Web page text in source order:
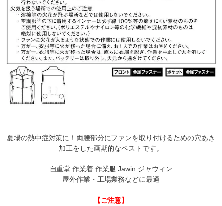
夏場の熱中症対策に！両腰部分にファンを取り付けるための穴あき
加工をした画期的なベストです。
自重堂 作業着 作業服 Jawin ジャウィン
屋外作業・工場業務などに最適
【ご注意】